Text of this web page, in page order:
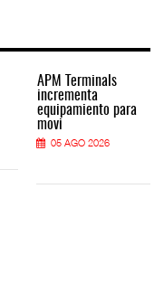
APM Terminals
incrementa
equipamiento para
movi
05 AGO 2026